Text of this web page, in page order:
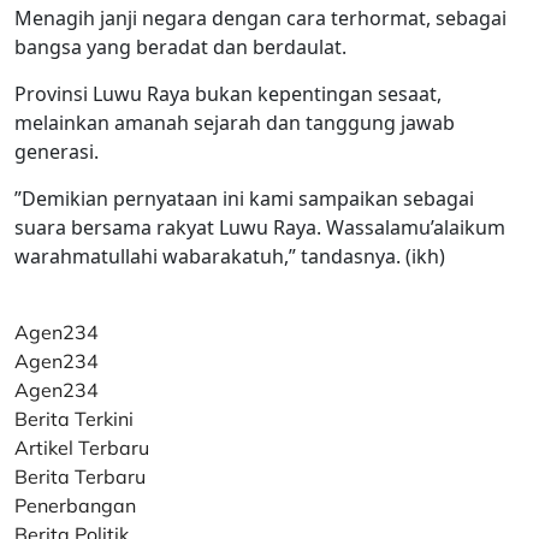
Menagih janji negara dengan cara terhormat, sebagai
bangsa yang beradat dan berdaulat.
Provinsi Luwu Raya bukan kepentingan sesaat,
melainkan amanah sejarah dan tanggung jawab
generasi.
”Demikian pernyataan ini kami sampaikan sebagai
suara bersama rakyat Luwu Raya. Wassalamu’alaikum
warahmatullahi wabarakatuh,” tandasnya. (ikh)
Agen234
Agen234
Agen234
Berita Terkini
Artikel Terbaru
Berita Terbaru
Penerbangan
Berita Politik